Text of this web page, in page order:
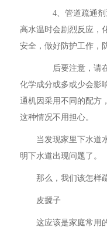
4、管道疏通剂
高水温时会剧烈反应，
安全，做好防护工作，
后要注意，请在
化学成分或多或少会影
通机因采用不同的配方
这种情况不用担心。
当发现家里下水道
明下水道出现问题了。
那么，我们该怎样
皮搋子
这应该是家庭常用